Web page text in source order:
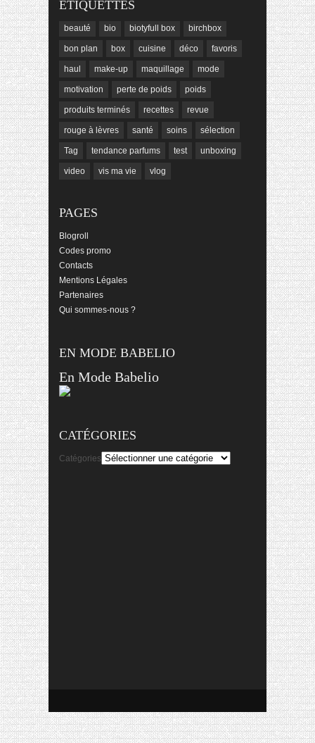
ÉTIQUETTES
beauté bio biotyfull box birchbox
bon plan box cuisine déco favoris
haul make-up maquillage mode
motivation perte de poids poids
produits terminés recettes revue
rouge à lèvres santé soins sélection
Tag tendance parfums test unboxing
video vis ma vie vlog
PAGES
Blogroll
Codes promo
Contacts
Mentions Légales
Partenaires
Qui sommes-nous ?
EN MODE BABELIO
En Mode Babelio
CATÉGORIES
Catégories